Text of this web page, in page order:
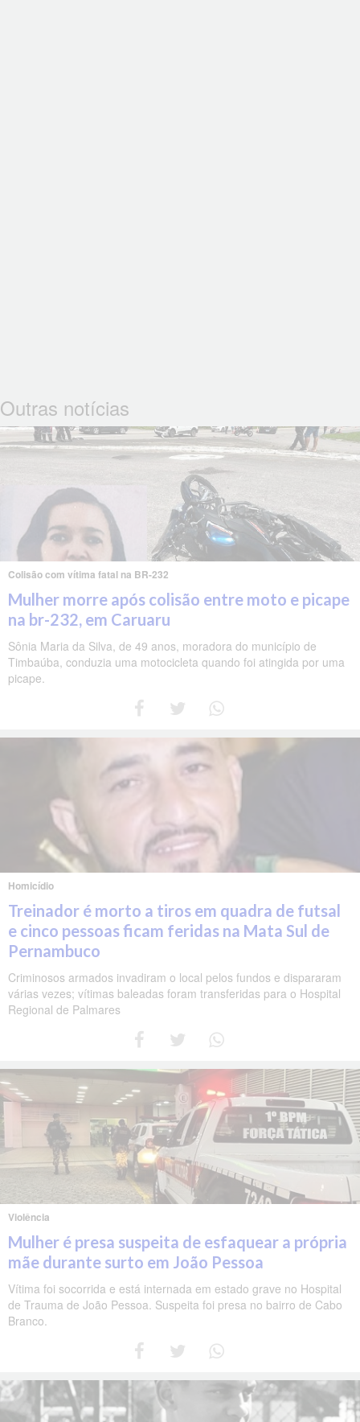
Outras notícias
Colisão com vítima fatal na BR-232
Mulher morre após colisão entre moto e picape
na br-232, em Caruaru
Sônia Maria da Silva, de 49 anos, moradora do município de
Timbaúba, conduzia uma motocicleta quando foi atingida por uma
picape.
Homicídio
Treinador é morto a tiros em quadra de futsal
e cinco pessoas ficam feridas na Mata Sul de
Pernambuco
Criminosos armados invadiram o local pelos fundos e dispararam
várias vezes; vítimas baleadas foram transferidas para o Hospital
Regional de Palmares
Violência
Mulher é presa suspeita de esfaquear a própria
mãe durante surto em João Pessoa
Vítima foi socorrida e está internada em estado grave no Hospital
de Trauma de João Pessoa. Suspeita foi presa no bairro de Cabo
Branco.